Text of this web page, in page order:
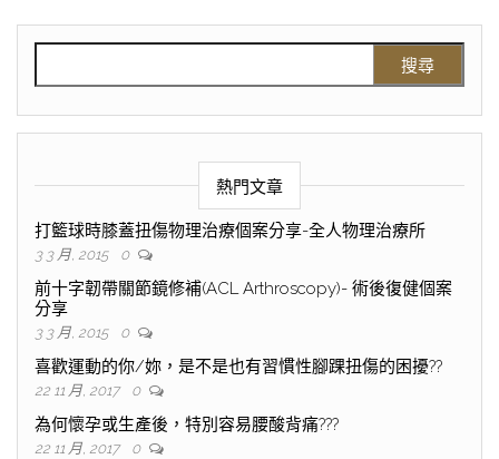
熱門文章
打籃球時膝蓋扭傷物理治療個案分享-全人物理治療所
3 3 月, 2015 0
前十字韌帶關節鏡修補(ACL Arthroscopy)- 術後復健個案
分享
3 3 月, 2015 0
喜歡運動的你/妳，是不是也有習慣性腳踝扭傷的困擾??
22 11 月, 2017 0
為何懷孕或生產後，特別容易腰酸背痛???
22 11 月, 2017 0